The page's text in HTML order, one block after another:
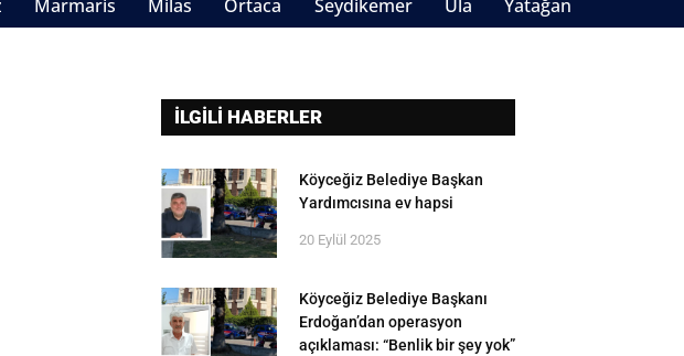
Marmaris Milas Ortaca Seydikemer Ula Yatağan
İLGİLİ HABERLER
Köyceğiz Belediye Başkan
Yardımcısına ev hapsi
20 Eylül 2025
Köyceğiz Belediye Başkanı
Erdoğan’dan operasyon
açıklaması: “Benlik bir şey yok”